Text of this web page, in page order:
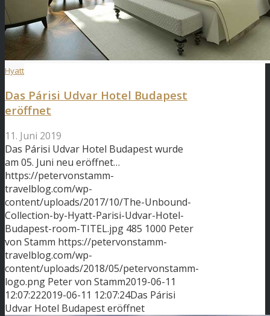
Hyatt
Das Párisi Udvar Hotel Budapest
eröffnet
11. Juni 2019
Das Párisi Udvar Hotel Budapest wurde
am 05. Juni neu eröffnet…
https://petervonstamm-
travelblog.com/wp-
content/uploads/2017/10/The-Unbound-
Collection-by-Hyatt-Parisi-Udvar-Hotel-
Budapest-room-TITEL.jpg 485 1000 Peter
von Stamm https://petervonstamm-
travelblog.com/wp-
content/uploads/2018/05/petervonstamm-
logo.png Peter von Stamm2019-06-11
12:07:222019-06-11 12:07:24Das Párisi
Udvar Hotel Budapest eröffnet